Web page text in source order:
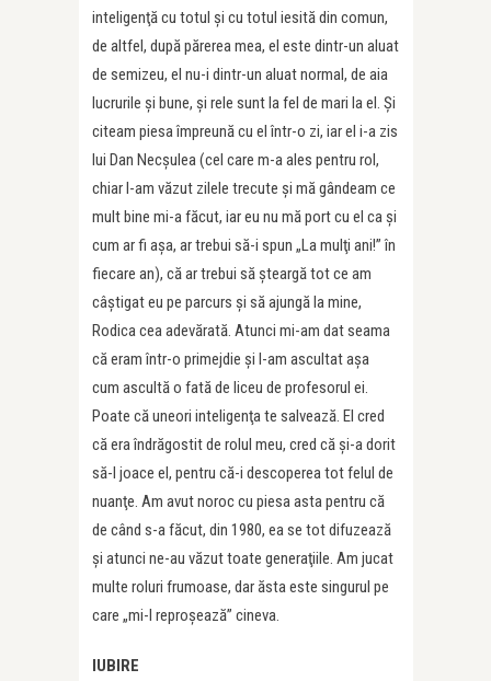
inteligenţă cu totul şi cu totul iesită din comun,
de altfel, după părerea mea, el este dintr-un aluat
de semizeu, el nu-i dintr-un aluat normal, de aia
lucrurile şi bune, şi rele sunt la fel de mari la el. Şi
citeam piesa împreună cu el într-o zi, iar el i-a zis
lui Dan Necşulea (cel care m-a ales pentru rol,
chiar l-am văzut zilele trecute şi mă gândeam ce
mult bine mi-a făcut, iar eu nu mă port cu el ca şi
cum ar fi aşa, ar trebui să-i spun „La mulţi ani!” în
fiecare an), că ar trebui să şteargă tot ce am
câştigat eu pe parcurs şi să ajungă la mine,
Rodica cea adevărată. Atunci mi-am dat seama
că eram într-o primejdie şi l-am ascultat aşa
cum ascultă o fată de liceu de profesorul ei.
Poate că uneori inteligenţa te salvează. El cred
că era îndrăgostit de rolul meu, cred că şi-a dorit
să-l joace el, pentru că-i descoperea tot felul de
nuanţe. Am avut noroc cu piesa asta pentru că
de când s-a făcut, din 1980, ea se tot difuzează
şi atunci ne-au văzut toate generaţiile. Am jucat
multe roluri frumoase, dar ăsta este singurul pe
care „mi-l reproşează” cineva.
IUBIRE